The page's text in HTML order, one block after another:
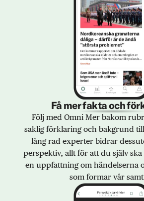
Få mer fakta och
Följ med Omni Mer bakom
saklig förklaring och bakgrund
lång rad experter bidrar
perspektiv, allt för att du själv
en uppfattning om händelserna
som formar vår